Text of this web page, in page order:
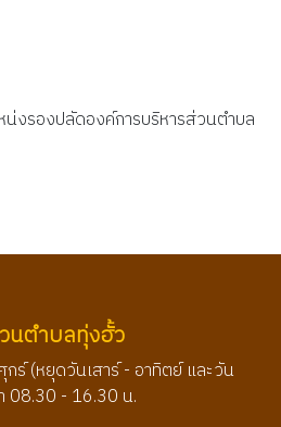
น่งรองปลัดองค์การบริหารส่วนตำบล
นตำบลทุ่งฮั้ว
กร์ (หยุดวันเสาร์ - อาทิตย์ และวัน
08.30 - 16.30 น.